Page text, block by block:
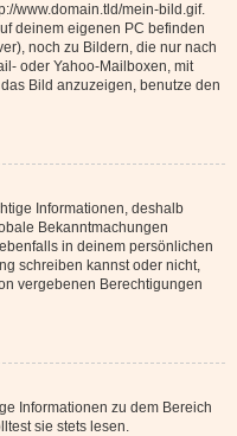
www.domain.tld/mein-bild.gif.
deinem eigenen PC befinden
noch zu Bildern, die nur nach
oder Yahoo-Mailboxen, mit
Bild anzuzeigen, benutze den
Informationen, deshalb
Bekanntmachungen
in deinem persönlichen
schreiben kannst oder nicht,
vergebenen Berechtigungen
Informationen zu dem Bereich
sie stets lesen.